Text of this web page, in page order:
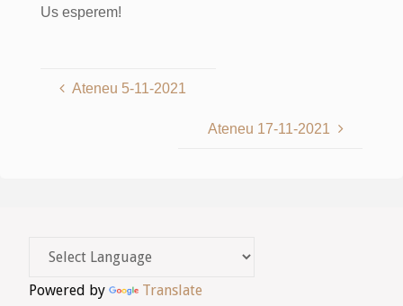
Us esperem!
Ateneu 5-11-2021
Ateneu 17-11-2021
Powered by Translate